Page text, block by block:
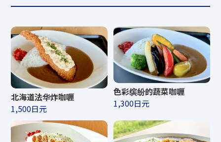
北海道法华炸咖喱
1,500日元
色彩缤纷的蔬菜咖喱
1,300日元